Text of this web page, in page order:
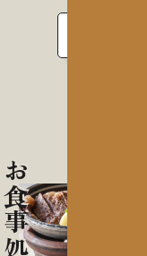
処